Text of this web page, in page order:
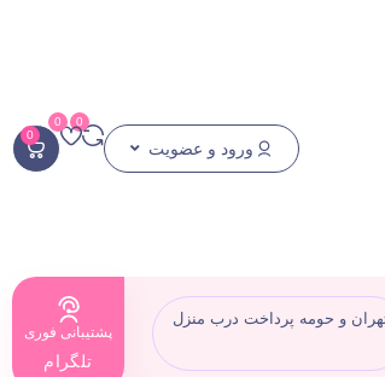
ورود و عضویت
0
0
0
و حومه پرداخت درب منزل
پشتیبانی فوری
تلگرام